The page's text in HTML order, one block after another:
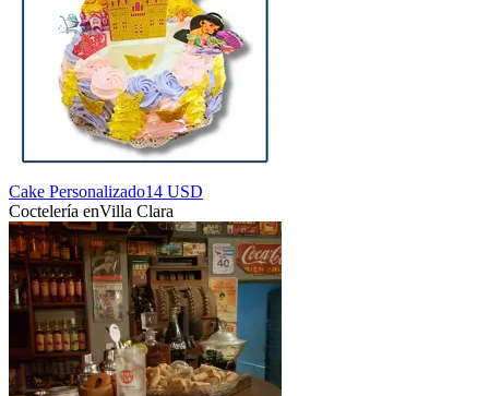
Cake Personalizado14 USD
Coctelería enVilla Clara